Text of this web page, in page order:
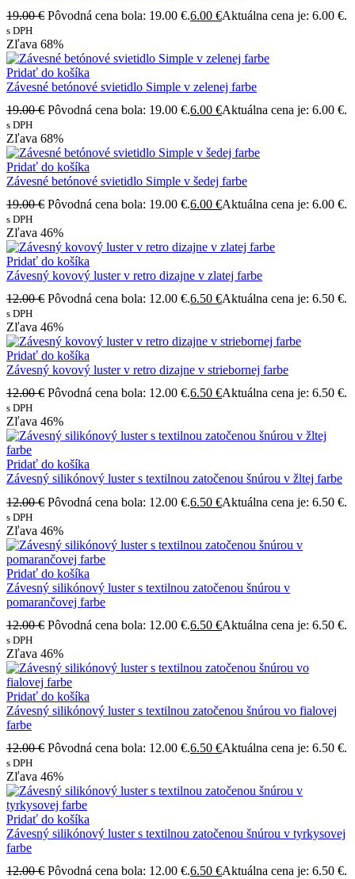
19.00€ Pôvodná cena bola: 19.00 €.6.00 €Aktuálna cena je: 6.00 €.
s DPH
Zľava 68%
Pridať do košíka
Závesné betónové svietidlo Simple v zelenej farbe
19.00€ Pôvodná cena bola: 19.00 €.6.00 €Aktuálna cena je: 6.00 €.
s DPH
Zľava 68%
Pridať do košíka
Závesné betónové svietidlo Simple v šedej farbe
19.00€ Pôvodná cena bola: 19.00 €.6.00 €Aktuálna cena je: 6.00 €.
s DPH
Zľava 46%
Pridať do košíka
Závesný kovový luster v retro dizajne v zlatej farbe
12.00€ Pôvodná cena bola: 12.00 €.6.50 €Aktuálna cena je: 6.50 €.
s DPH
Zľava 46%
Pridať do košíka
Závesný kovový luster v retro dizajne v striebornej farbe
12.00€ Pôvodná cena bola: 12.00 €.6.50 €Aktuálna cena je: 6.50 €.
s DPH
Zľava 46%
Pridať do košíka
Závesný silikónový luster s textilnou zatočenou šnúrou v žltej farbe
12.00€ Pôvodná cena bola: 12.00 €.6.50 €Aktuálna cena je: 6.50 €.
s DPH
Zľava 46%
Pridať do košíka
Závesný silikónový luster s textilnou zatočenou šnúrou v
pomarančovej farbe
12.00€ Pôvodná cena bola: 12.00 €.6.50 €Aktuálna cena je: 6.50 €.
s DPH
Zľava 46%
Pridať do košíka
Závesný silikónový luster s textilnou zatočenou šnúrou vo fialovej
farbe
12.00€ Pôvodná cena bola: 12.00 €.6.50 €Aktuálna cena je: 6.50 €.
s DPH
Zľava 46%
Pridať do košíka
Závesný silikónový luster s textilnou zatočenou šnúrou v tyrkysovej
farbe
12.00€ Pôvodná cena bola: 12.00 €.6.50 €Aktuálna cena je: 6.50 €.